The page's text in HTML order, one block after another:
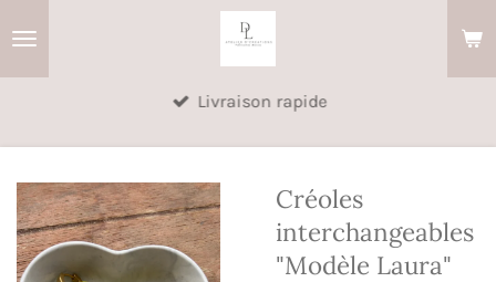
Livraison rapide
Créoles
interchangeables
"Modèle Laura"